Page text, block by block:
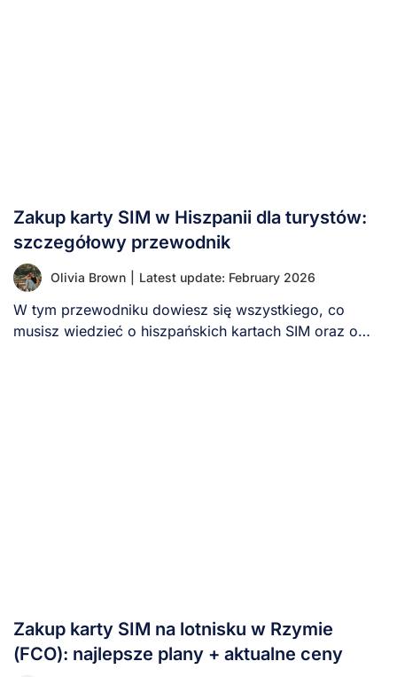
Zakup karty SIM w Hiszpanii dla turystów:
szczegółowy przewodnik
Olivia Brown Latest update: February 2026
W tym przewodniku dowiesz się wszystkiego, co
musisz wiedzieć o hiszpańskich kartach SIM oraz o
Zakup karty SIM na lotnisku w Rzymie
(FCO): najlepsze plany + aktualne ceny